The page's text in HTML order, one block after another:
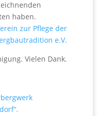
haben.
zur Pflege der
e.V.
Vielen Dank.